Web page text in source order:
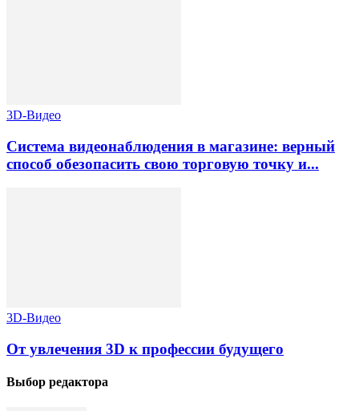
3D-Видео
Система видеонаблюдения в магазине: верный
способ обезопасить свою торговую точку и...
3D-Видео
От увлечения 3D к профессии будущего
Выбор редактора